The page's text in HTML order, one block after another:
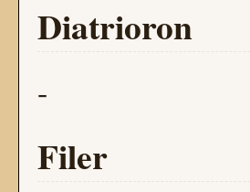
Diatrioron
-
Filer